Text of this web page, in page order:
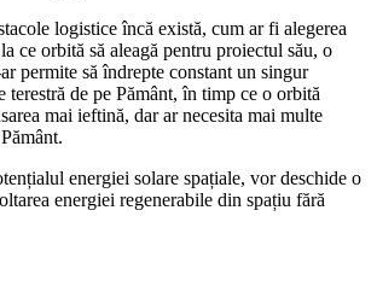
logistice încă există, cum ar fi alegerea
ce orbită să aleagă pentru proiectul său, o
permite să îndrepte constant un singur
terestră de pe Pământ, în timp ce o orbită
mai ieftină, dar ar necesita mai multe
energiei solare spațiale, vor deschide o
energiei regenerabile din spațiu fără